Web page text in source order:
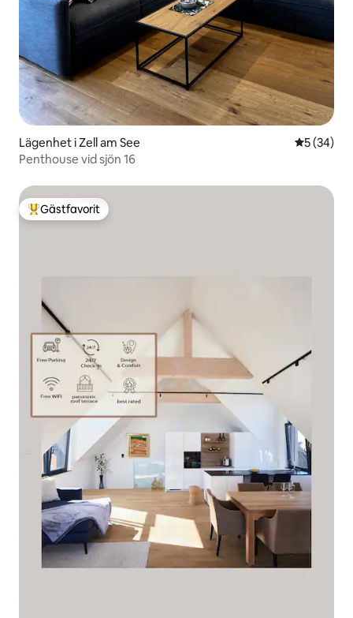
Lägenhet i Zell am See 5 av 5 i
5 (34)
Penthouse vid sjön 16
Populär gästfavorit
Gästfavorit